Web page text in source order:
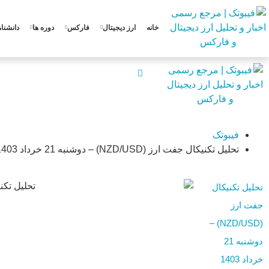
خانه ارز دیجیتال فارکس دوره ها
فیبوتک
تحلیل تکنیکال جفت ارز (NZD/USD) – دوشنبه 21 خرداد 1403
تحلیل تکنیکال
جفت ارز
(NZD/USD) –
دوشنبه 21
خرداد 1403